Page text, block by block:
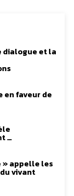
dialogue et la
en faveur de
…
» appelle les
vivant